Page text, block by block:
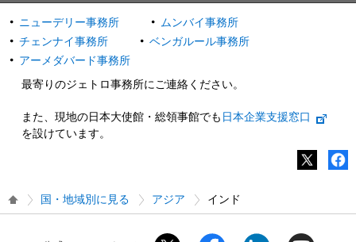
ニューデリー事務所
ムンバイ事務所
チェンナイ事務所
ベンガルール事務所
アーメダバード事務所
最寄りのジェトロ事務所にご連絡ください。
また、現地の日本大使館・総領事館でも 日本企業支援窓口
を設けています。
国・地域別に見る アジア インド